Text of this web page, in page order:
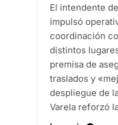
El intendente
impulsó
coordinación
distintos
premisa de
traslados y
despliegue de
Varela reforzó